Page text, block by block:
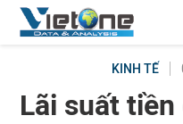
KINH TẾ
Lãi suất